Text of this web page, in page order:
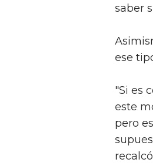
saber
ese
"Si es
este
pero